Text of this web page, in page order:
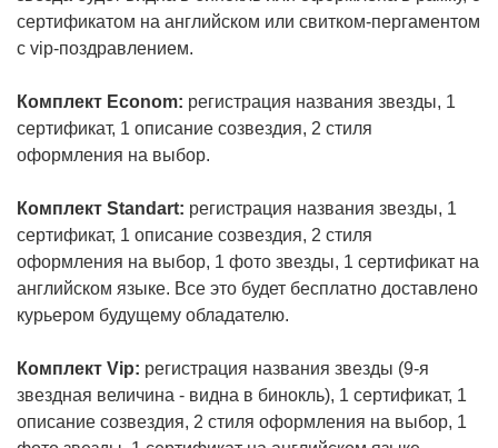
сертификатом на английском или свитком-пергаментом
с vip-поздравлением.
Комплект Econom: регистрация названия звезды, 1
сертификат, 1 описание созвездия, 2 стиля
оформления на выбор.
Комплект Standart: регистрация названия звезды, 1
сертификат, 1 описание созвездия, 2 стиля
оформления на выбор, 1 фото звезды, 1 сертификат на
английском языке. Все это будет бесплатно доставлено
курьером будущему обладателю.
Комплект Vip: регистрация названия звезды (9-я
звездная величина - видна в бинокль), 1 сертификат, 1
описание созвездия, 2 стиля оформления на выбор, 1